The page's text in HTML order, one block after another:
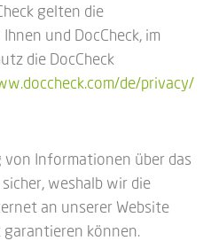
gelten die
und DocCheck, im
die DocCheck
de/privacy/
Informationen über das
weshalb wir die
an unserer Website
können.